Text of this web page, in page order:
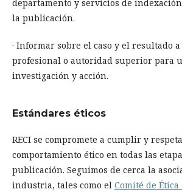
departamento y servicios de
la publicación.
· Informar sobre el caso y el resultado
profesional o autoridad superior para
investigación y acción.
Estándares éticos
RECI se compromete a cumplir y
comportamiento ético en todas las
publicación. Seguimos de cerca la
industria, tales como el Comité de